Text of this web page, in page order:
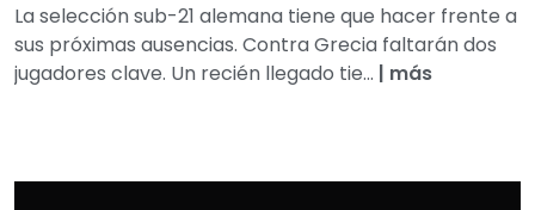
La selección sub-21 alemana tiene que hacer frente a
sus próximas ausencias. Contra Grecia faltarán dos
jugadores clave. Un recién llegado tie... | más